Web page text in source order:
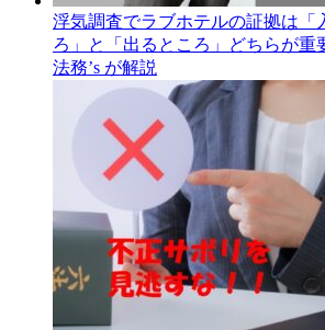
浮気調査でラブホテルの証拠は「
ろ」と「出るところ」どちらが重
法務’s が解説